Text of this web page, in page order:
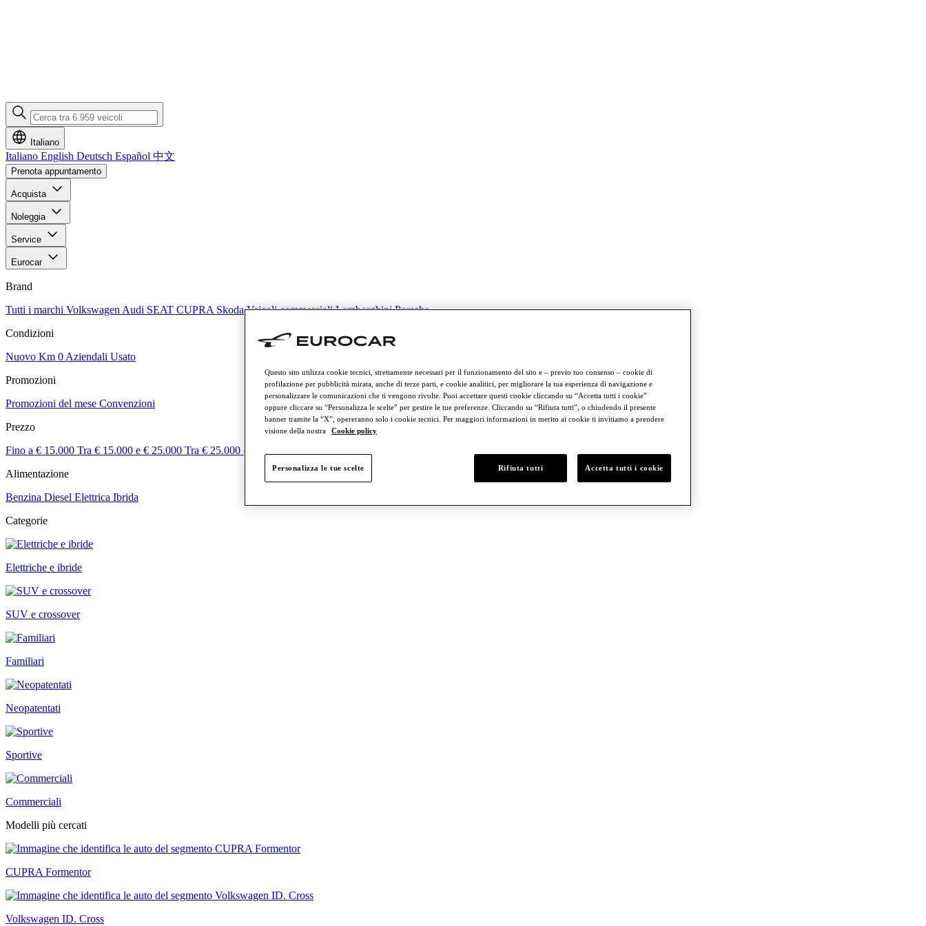
Italiano
Italiano English Deutsch Español 中文
Prenota appuntamento
Acquista
Noleggia
Service
Eurocar
Brand
Tutti i marchi VolkswagenAudi SEAT CUPRA SkodaVeicoli commercialiLamborghiniPorsche
Condizioni
Nuovo Km 0Aziendali Usato
Promozioni
Promozioni del mese Convenzioni
Prezzo
Fino a € 15.000 Tra € 15.000 e € 25.000 Tra € 25.000 e € 50.000
Alimentazione
Benzina Diesel Elettrica Ibrida
Categorie
Elettriche e ibride
SUV e crossover
Familiari
Neopatentati
Sportive
Commerciali
Modelli più cercati
CUPRA Formentor
Volkswagen ID. Cross
Questo sito utilizza cookie tecnici, strettamente necessari per il funzionamento del sito e – previo tuo consenso – cookie di
profilazione per pubblicità mirata, anche di terze parti, e cookie analitici, per migliorare la tua esperienza di navigazione e
personalizzare le comunicazioni che ti vengono rivolte. Puoi accettare questi cookie cliccando su “Accetta tutti i cookie”
oppure cliccare su “Personalizza le scelte” per gestire le tue preferenze. Cliccando su “Rifiuta tutti”, o chiudendo il presente
banner tramite la “X”, opereranno solo i cookie tecnici. Per maggiori informazioni in merito ai cookie ti invitiamo a prendere
visione della nostra
Cookie policy
Personalizza le tue scelte Rifiuta tutti Accetta tutti i cookie